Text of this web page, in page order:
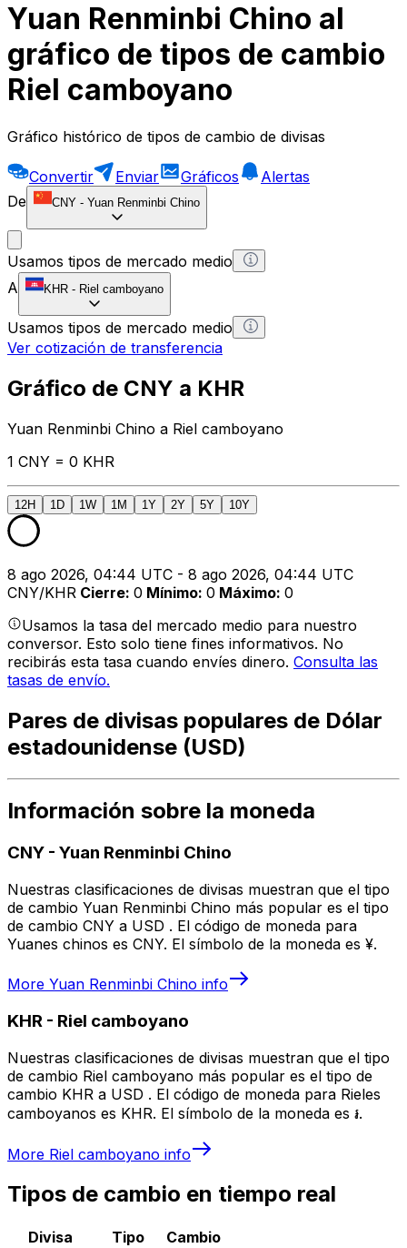
Yuan Renminbi Chino al
gráfico de tipos de cambio
Riel camboyano
Gráfico histórico de tipos de cambio de divisas
Convertir Enviar Gráficos
Alertas
De
CNY - Yuan Renminbi Chino
Usamos tipos de mercado medio
A
KHR - Riel camboyano
Usamos tipos de mercado medio
Ver cotización de transferencia
Gráfico de CNY a KHR
Yuan Renminbi Chino a Riel camboyano
1 CNY = 0 KHR
12H 1D 1W 1M 1Y 2Y 5Y 10Y
8 ago 2026, 04:44 UTC - 8 ago 2026, 04:44 UTC
CNY/KHR Cierre: 0 Mínimo: 0 Máximo: 0
Usamos la tasa del mercado medio para nuestro
conversor. Esto solo tiene fines informativos. No
recibirás esta tasa cuando envíes dinero. Consulta las
tasas de envío.
Pares de divisas populares de Dólar
estadounidense (USD)
Información sobre la moneda
CNY - Yuan Renminbi Chino
Nuestras clasificaciones de divisas muestran que el tipo
de cambio Yuan Renminbi Chino más popular es el tipo
de cambio CNY a USD . El código de moneda para
Yuanes chinos es CNY. El símbolo de la moneda es ¥.
More Yuan Renminbi Chino info
KHR - Riel camboyano
Nuestras clasificaciones de divisas muestran que el tipo
de cambio Riel camboyano más popular es el tipo de
cambio KHR a USD . El código de moneda para Rieles
camboyanos es KHR. El símbolo de la moneda es ៛.
More Riel camboyano info
Tipos de cambio en tiempo real
Divisa Tipo
Cambio